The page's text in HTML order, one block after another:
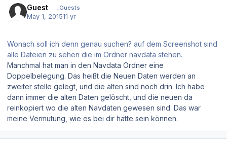
Guest _Guests
May 1, 201511 yr
Wonach soll ich denn genau suchen? auf dem Screenshot sind
alle Dateien zu sehen die im Ordner navdata stehen.
Manchmal hat man in den Navdata Ordner eine
Doppelbelegung. Das heißt die Neuen Daten werden an
zweiter stelle gelegt, und die alten sind noch drin. Ich habe
dann immer die alten Daten gelöscht, und die neuen da
reinkopiert wo die alten Navdaten gewesen sind. Das war
meine Vermutung, wie es bei dir hätte sein können.